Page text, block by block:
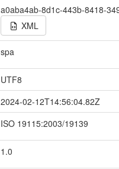
a0aba4ab-8d1c-443b-8418-
XML
spa
UTF8
2024-02-12T14:56:04.82Z
ISO 19115:2003/19139
1.0